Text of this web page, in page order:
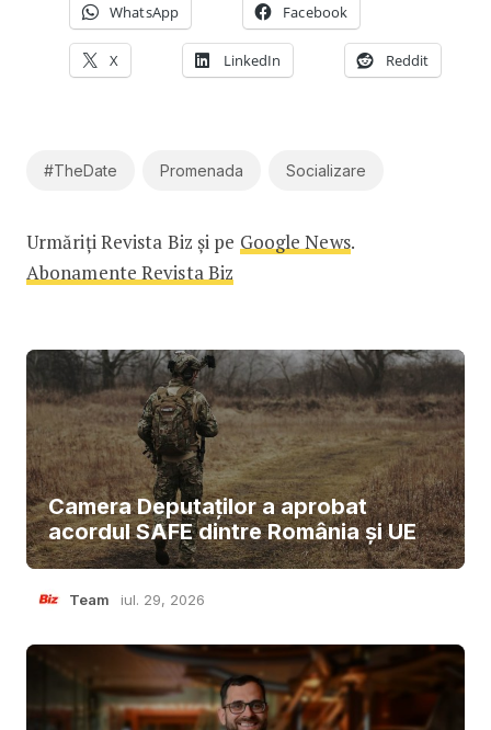
WhatsApp Facebook
X LinkedIn Reddit
#TheDate Promenada Socializare
Urmăriți Revista Biz și pe Google News.
Abonamente Revista Biz
Camera Deputaților a aprobat
acordul SAFE dintre România și UE
Team iul. 29, 2026